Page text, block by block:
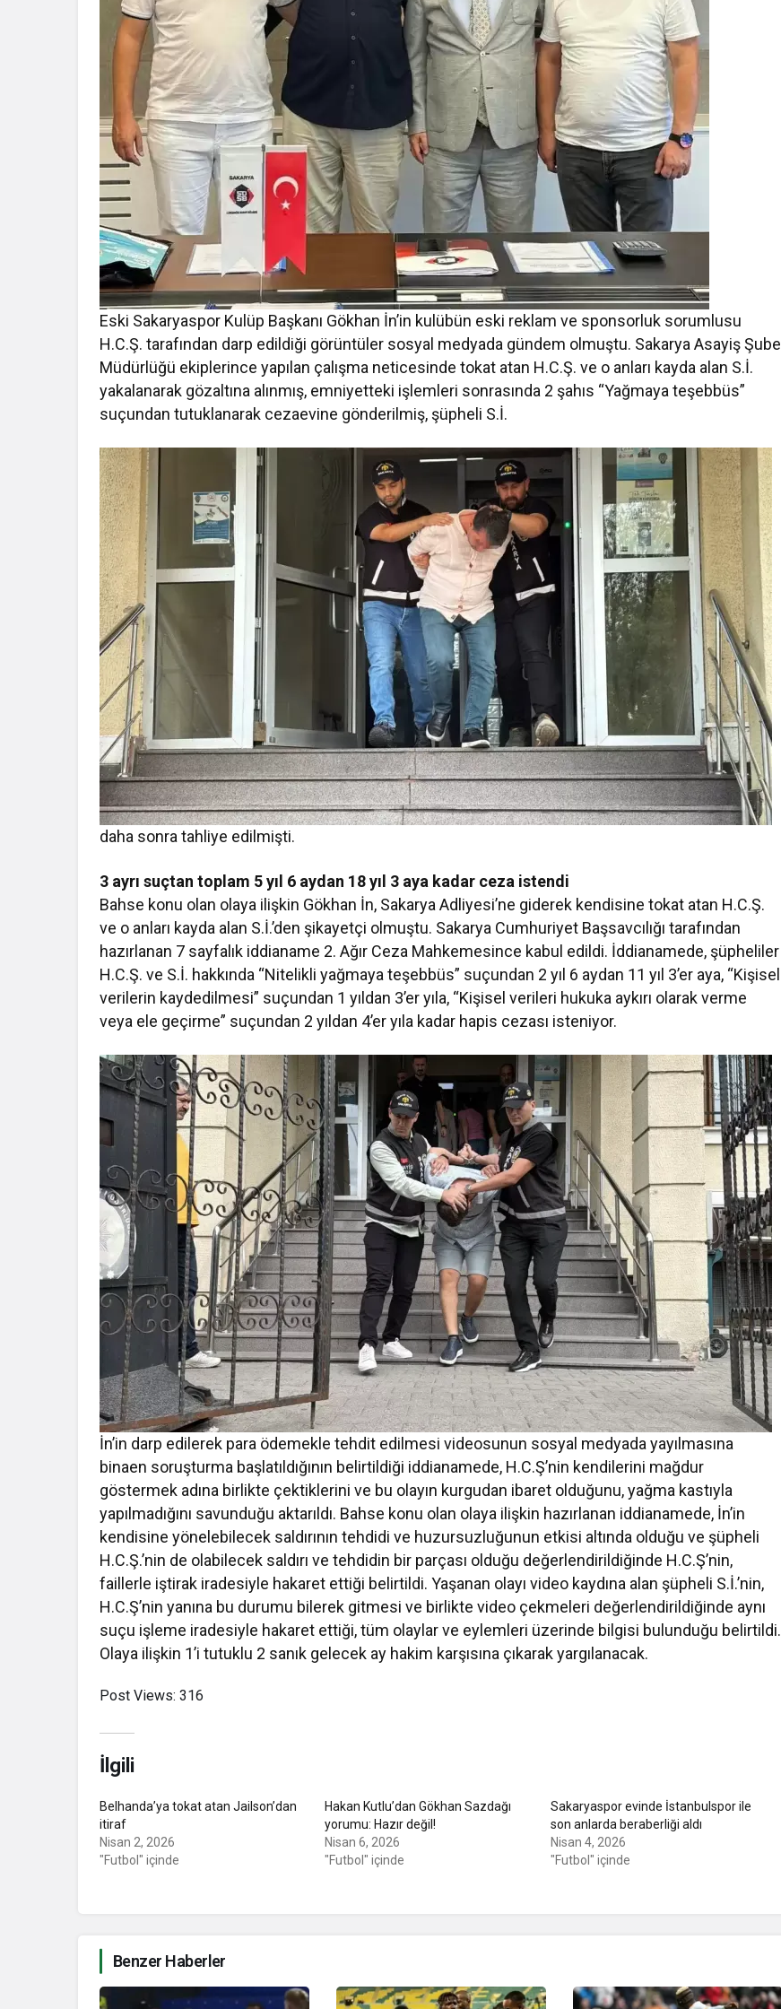
Eski Sakaryaspor Kulüp Başkanı Gökhan İn’in kulübün eski reklam ve sponsorluk sorumlusu
H.C.Ş. tarafından darp edildiği görüntüler sosyal medyada gündem olmuştu. Sakarya Asayiş Şube
Müdürlüğü ekiplerince yapılan çalışma neticesinde tokat atan H.C.Ş. ve o anları kayda alan S.İ.
yakalanarak gözaltına alınmış, emniyetteki işlemleri sonrasında 2 şahıs “Yağmaya teşebbüs”
suçundan tutuklanarak cezaevine gönderilmiş, şüpheli S.İ.
daha sonra tahliye edilmişti.
3 ayrı suçtan toplam 5 yıl 6 aydan 18 yıl 3 aya kadar ceza istendi
Bahse konu olan olaya ilişkin Gökhan İn, Sakarya Adliyesi’ne giderek kendisine tokat atan H.C.Ş.
ve o anları kayda alan S.İ.’den şikayetçi olmuştu. Sakarya Cumhuriyet Başsavcılığı tarafından
hazırlanan 7 sayfalık iddianame 2. Ağır Ceza Mahkemesince kabul edildi. İddianamede, şüpheliler
H.C.Ş. ve S.İ. hakkında “Nitelikli yağmaya teşebbüs” suçundan 2 yıl 6 aydan 11 yıl 3’er aya, “Kişisel
verilerin kaydedilmesi” suçundan 1 yıldan 3’er yıla, “Kişisel verileri hukuka aykırı olarak verme
veya ele geçirme” suçundan 2 yıldan 4’er yıla kadar hapis cezası isteniyor.
İn’in darp edilerek para ödemekle tehdit edilmesi videosunun sosyal medyada yayılmasına
binaen soruşturma başlatıldığının belirtildiği iddianamede, H.C.Ş’nin kendilerini mağdur
göstermek adına birlikte çektiklerini ve bu olayın kurgudan ibaret olduğunu, yağma kastıyla
yapılmadığını savunduğu aktarıldı. Bahse konu olan olaya ilişkin hazırlanan iddianamede, İn’in
kendisine yönelebilecek saldırının tehdidi ve huzursuzluğunun etkisi altında olduğu ve şüpheli
H.C.Ş.’nin de olabilecek saldırı ve tehdidin bir parçası olduğu değerlendirildiğinde H.C.Ş’nin,
faillerle iştirak iradesiyle hakaret ettiği belirtildi. Yaşanan olayı video kaydına alan şüpheli S.İ.’nin,
H.C.Ş’nin yanına bu durumu bilerek gitmesi ve birlikte video çekmeleri değerlendirildiğinde aynı
suçu işleme iradesiyle hakaret ettiği, tüm olaylar ve eylemleri üzerinde bilgisi bulunduğu belirtildi.
Olaya ilişkin 1’i tutuklu 2 sanık gelecek ay hakim karşısına çıkarak yargılanacak.
Post Views: 316
İlgili
Belhanda’ya tokat atan Jailson’dan
itiraf
Nisan 2, 2026
"Futbol" içinde
Hakan Kutlu’dan Gökhan Sazdağı
yorumu: Hazır değil!
Nisan 6, 2026
"Futbol" içinde
Sakaryaspor evinde İstanbulspor ile
son anlarda beraberliği aldı
Nisan 4, 2026
"Futbol" içinde
Benzer Haberler